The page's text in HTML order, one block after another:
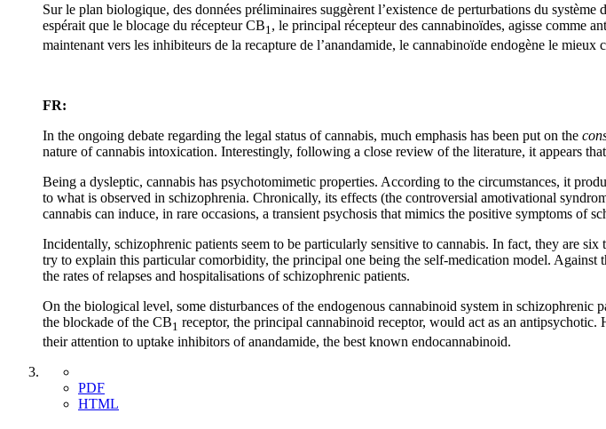
Sur le plan biologique, des données préliminaires suggèrent l’existence de perturbations du
espérait que le blocage du récepteur CB1, le principal récepteur des cannabinoïdes, agisse comme
maintenant vers les inhibiteurs de la recapture de l’anandamide, le cannabinoïde endogène le mieux
FR:
In the ongoing debate regarding the legal status of cannabis, much emphasis has been put on the
nature of cannabis intoxication. Interestingly, following a close review of the literature, it appears
Being a dysleptic, cannabis has psychotomimetic properties. According to the circumstances, it
to what is observed in schizophrenia. Chronically, its effects (the controversial amotivational
cannabis can induce, in rare occasions, a transient psychosis that mimics the positive symptoms of
Incidentally, schizophrenic patients seem to be particularly sensitive to cannabis. In fact, they are
try to explain this particular comorbidity, the principal one being the self-medication model. Against
the rates of relapses and hospitalisations of schizophrenic patients.
On the biological level, some disturbances of the endogenous cannabinoid system in
the blockade of the CB1 receptor, the principal cannabinoid receptor, would act as an antipsychotic.
their attention to uptake inhibitors of anandamide, the best known endocannabinoid.
PDF
HTML